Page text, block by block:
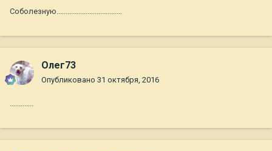
Соболезную....................................
Олег73
Опубликовано 31 октября, 2016
.............